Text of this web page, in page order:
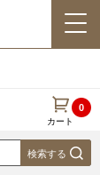
カート
0